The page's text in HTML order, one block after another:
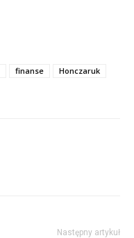
finanse
Honczaruk
Następny artykuł